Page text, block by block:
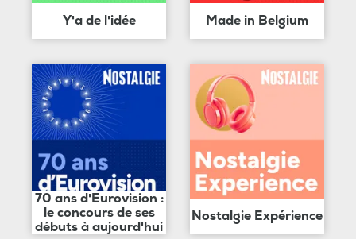
Y'a de l'idée Made in Belgium
70 ans d'Eurovision :
le concours de ses
débuts à aujourd'hui
Nostalgie Expérience